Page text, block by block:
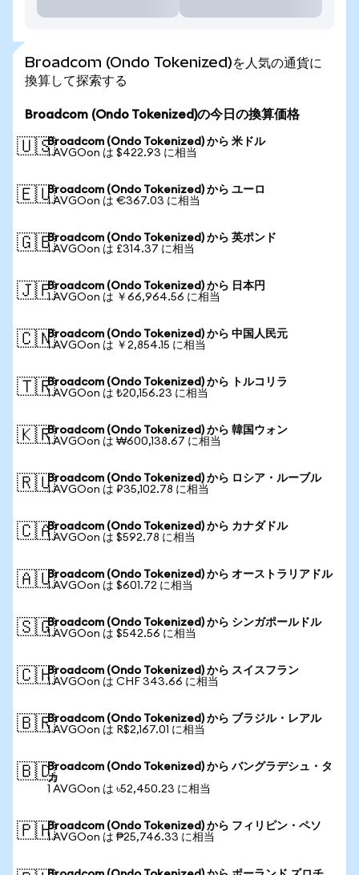
Broadcom (Ondo Tokenized)を人気の通貨に
換算して探索する
Broadcom (Ondo Tokenized)の今日の換算価格
🇺🇸Broadcom (Ondo Tokenized) から 米ドル
1 AVGOon は $422.93 に相当
🇪🇺Broadcom (Ondo Tokenized) から ユーロ
1 AVGOon は €367.03 に相当
🇬🇧Broadcom (Ondo Tokenized) から 英ポンド
1 AVGOon は £314.37 に相当
🇯🇵Broadcom (Ondo Tokenized) から 日本円
1 AVGOon は ￥66,964.56 に相当
🇨🇳Broadcom (Ondo Tokenized) から 中国人民元
1 AVGOon は ￥2,854.15 に相当
🇹🇷Broadcom (Ondo Tokenized) から トルコリラ
1 AVGOon は ₺20,156.23 に相当
🇰🇷Broadcom (Ondo Tokenized) から 韓国ウォン
1 AVGOon は ₩600,138.67 に相当
🇷🇺Broadcom (Ondo Tokenized) から ロシア・ルーブル
1 AVGOon は ₽35,102.78 に相当
🇨🇦Broadcom (Ondo Tokenized) から カナダドル
1 AVGOon は $592.78 に相当
🇦🇺Broadcom (Ondo Tokenized) から オーストラリアドル
1 AVGOon は $601.72 に相当
🇸🇬Broadcom (Ondo Tokenized) から シンガポールドル
1 AVGOon は $542.56 に相当
🇨🇭Broadcom (Ondo Tokenized) から スイスフラン
1 AVGOon は CHF 343.66 に相当
🇧🇷Broadcom (Ondo Tokenized) から ブラジル・レアル
1 AVGOon は R$2,167.01 に相当
🇧🇩Broadcom (Ondo Tokenized) から バングラデシュ・タ
カ
1 AVGOon は ৳52,450.23 に相当
🇵🇭Broadcom (Ondo Tokenized) から フィリピン・ペソ
1 AVGOon は ₱25,746.33 に相当